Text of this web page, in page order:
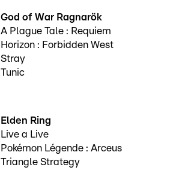
God of War Ragnarök
A Plague Tale : Requiem
Horizon : Forbidden West
Stray
Tunic
Elden Ring
Live a Live
Pokémon Légende : Arceus
Triangle Strategy